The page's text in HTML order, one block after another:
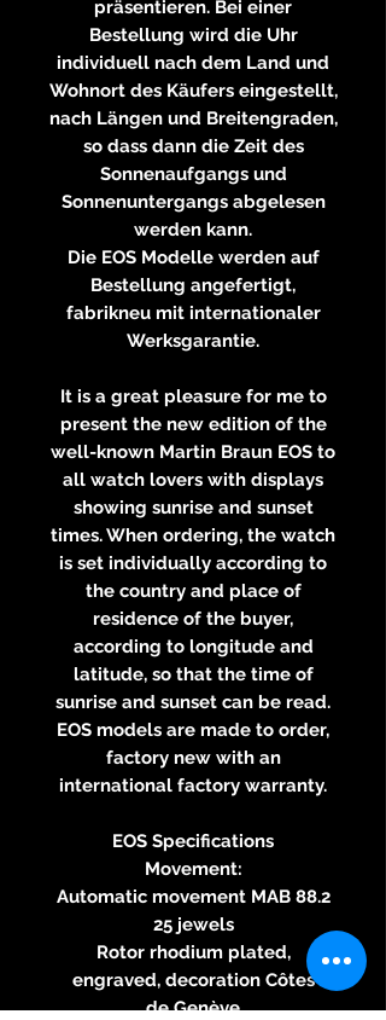
präsentieren. Bei einer
Bestellung wird die Uhr
individuell nach dem Land und
Wohnort des Käufers eingestellt,
nach Längen und Breitengraden,
so dass dann die Zeit des
Sonnenaufgangs und
Sonnenuntergangs abgelesen
werden kann.
Die EOS Modelle werden auf
Bestellung angefertigt,
fabrikneu mit internationaler
Werksgarantie.
It is a great pleasure for me to
present the new edition of the
well-known Martin Braun EOS to
all watch lovers with displays
showing sunrise and sunset
times. When ordering, the watch
is set individually according to
the country and place of
residence of the buyer,
according to longitude and
latitude, so that the time of
sunrise and sunset can be read.
EOS models are made to order,
factory new with an
international factory warranty.
EOS Specifications
Movement:
Automatic movement MAB 88.2
25 jewels
Rotor rhodium plated,
engraved, decoration Côtes
de Genève